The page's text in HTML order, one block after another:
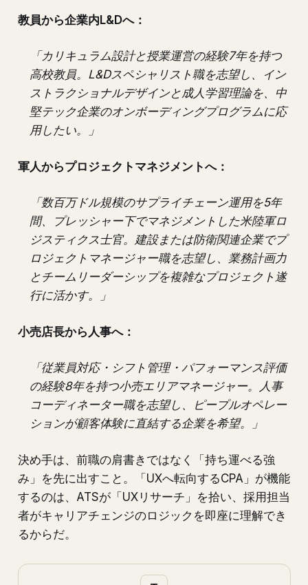
教員から企業内L&Dへ：
「カリキュラム設計と授業運営の経験7年を持つ
高校教員。L&Dスペシャリスト職を志望し、イン
ストラクショナルデザインと成人学習理論を、中
堅テック企業のオンボーディングプログラムに応
用したい。」
軍人からプロジェクトマネジメントへ：
「数百万ドル規模のサプライチェーン運用を5年
間、プレッシャー下でマネジメントした米陸軍ロ
ジスティクス士官。建設または防衛関連企業でプ
ロジェクトマネージャー職を志望し、業務計画力
とチームリーダーシップを複雑なプロジェクト遂
行に活かす。」
小売店長から人事へ：
「従業員対応・シフト管理・パフォーマンス評価
の経験8年を持つ小売エリアマネージャー。人事
コーディネーター職を志望し、ピープルオペレー
ションが顧客体験に直結する企業を希望。」
決め手は、前職の肩書きではなく「持ち運べる強
み」を先に出すこと。「UXへ転向するCPA」が機能
するのは、ATSが「UXリサーチ」を拾い、採用担当
者がキャリアチェンジのロジックを即座に理解でき
るからだ。